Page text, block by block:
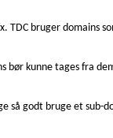
TDC bruger domains
bør kunne tages fra
så godt bruge et